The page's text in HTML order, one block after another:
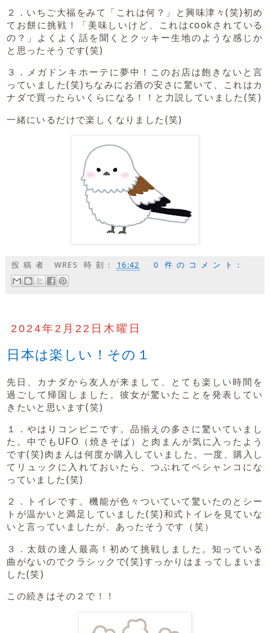
２．いちご大福をみて「これは何？」と興味津々(笑)初め
てお餅に挑戦！「美味しいけど、これはcookされている
の？」よくよく話を聞くとクッキー生地のような感じか
と思ったそうです(笑)
３．メガドンキホーテに夢中！このお店は飽きないと言
っていました(笑)ちなみにお酒の安さに驚いて、これはカ
ナダで買ったらいくらになる！！と力説していました(笑)
一緒にいるだけで楽しくなりました(笑)
投稿者 WRES 時刻: 16:42 0 件のコメント:
2024年2月22日木曜日
日本は楽しい！その１
先日、カナダから友人が来まして、とても楽しい時間を
過ごして帰国しました。彼女が驚いたことを発表してい
きたいと思います(笑)
１．やはりコンビニです。品揃えの多さに驚いていまし
た。中でもUFO（焼きそば）と肉まんが気に入ったよう
です(笑)肉まんは何度か購入していました。一度、購入し
てリュックに入れておいたら、つぶれてペシャンコにな
っていました(笑)
２．トイレです。機能が色々ついていて驚いたのとシー
トが温かいと満足していました(笑)和式トイレを見ていな
いと言っていましたが、あったそうです（笑）
３．太鼓の達人最高！初めて挑戦しました。知っている
曲がないのでクラシックで(笑)すっかりはまってしまいま
した(笑)
この続きはその２で！！